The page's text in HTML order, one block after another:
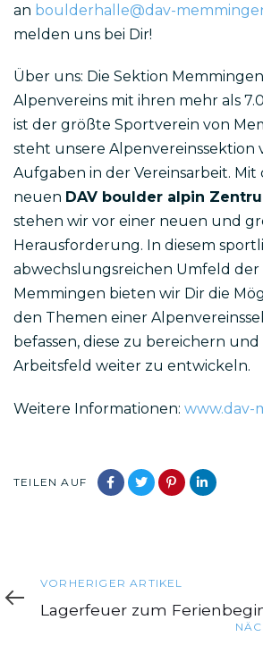
an boulderhalle@dav-
melden uns bei Dir!
Über uns: Die Sektion
Alpenvereins mit ihren mehr als
ist der größte Sportverein von
steht unsere Alpenvereinssektion
Aufgaben in der Vereinsarbeit. Mit
neuen DAV boulder alpin
stehen wir vor einer neuen und
Herausforderung. In diesem
abwechslungsreichen Umfeld der
Memmingen bieten wir Dir die
den Themen einer
befassen, diese zu bereichern und
Arbeitsfeld weiter zu entwickeln.
Weitere Informationen: www.dav-
TEILEN AUF
Vorheriger
Artikel
VORHERIGER ARTIKEL
Lagerfeuer zum